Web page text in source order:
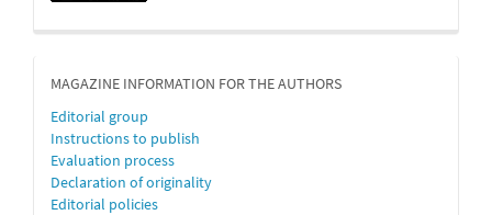
MAGAZINE INFORMATION FOR THE AUTHORS
Editorial group
Instructions to publish
Evaluation process
Declaration of originality
Editorial policies